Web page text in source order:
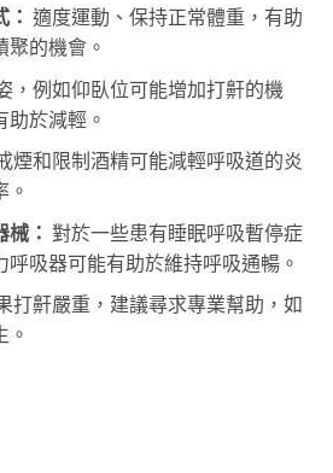
適度運動、保持正常體重，有助
聚的機會。
，例如仰臥位可能增加打鼾的機
助於減輕。
煙和限制酒精可能減輕呼吸道的炎
。
： 對於一些患有睡眠呼吸暫停症
呼吸器可能有助於維持呼吸通暢。
打鼾嚴重，建議尋求專業幫助，如
。